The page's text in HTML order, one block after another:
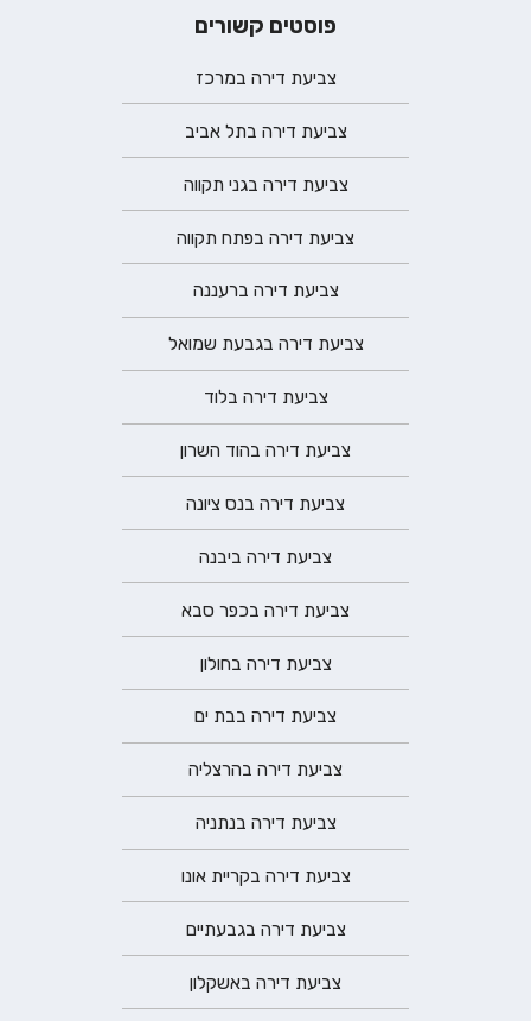
פוסטים קשורים
צביעת דירה במרכז
צביעת דירה בתל אביב
צביעת דירה בגני תקווה
צביעת דירה בפתח תקווה
צביעת דירה ברעננה
צביעת דירה בגבעת שמואל
צביעת דירה בלוד
צביעת דירה בהוד השרון
צביעת דירה בנס ציונה
צביעת דירה ביבנה
צביעת דירה בכפר סבא
צביעת דירה בחולון
צביעת דירה בבת ים
צביעת דירה בהרצליה
צביעת דירה בנתניה
צביעת דירה בקריית אונו
צביעת דירה בגבעתיים
צביעת דירה באשקלון